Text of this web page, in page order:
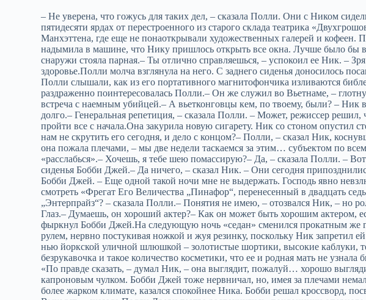
– Не уверена, что гожусь для таких дел, – сказала Полли. Они с Ником
пятидесяти ярдах от перестроенного из старого склада театрика
Манхэттена, где еще не понаоткрывали художественных галерей и кофеен.
надымила в машине, что Нику пришлось открыть все окна. Лучше было бы
снаружи стояла парная.– Ты отлично справляешься, – успокоил ее Ник. –
здоровье.Полли молча взглянула на него. С заднего сиденья доносилось
Полли слышали, как из его портативного магнитофончика изливаются
раздраженно поинтересовалась Полли.– Он же служил во Вьетнаме, –
встреча с наемным убийцей.– А вьетконговцы кем, по твоему, были? – Ник
долго.– Генеральная репетиция, – сказала Полли. – Может, режиссер
пройти все с начала.Она закурила новую сигарету. Ник со стоном опустил
нам не скрутить его сегодня, и дело с концом?– Полли, – сказал Ник,
она пожала плечами, – мы две недели таскаемся за этим… субъектом по
«расслабься».– Хочешь, я тебе шею помассирую?– Да, – сказала Полли. –
сиденья Бобби Джей.– Да ничего, – сказал Ник. – Они сегодня
Бобби Джей. – Еще одной такой ночи мне не выдержать. Господь явно
смотреть «Фрегат Его Величества „Пинафор“, перенесенный в двадцать
„Энтерпрайз“? – сказала Полли.– Понятия не имею, – отозвался Ник, – но
Глаз.– Думаешь, он хороший актер?– Как он может быть хорошим актером,
фыркнул Бобби Джей.На следующую ночь «седан» сменился прокатным же
рулем, нервно постукивая ножкой и жуя резинку, поскольку Ник запретил
нью йоркской уличной шлюшкой – золотистые шортики, высокие каблуки,
безрукавочка и такое количество косметики, что ее и родная мать не узнала
«По правде сказать, – думал Ник, – она выглядит, пожалуй… хорошо
капроновым чулком. Бобби Джей тоже нервничал, но, имея за плечами
более жарком климате, казался спокойнее Ника. Бобби решал кроссворд,